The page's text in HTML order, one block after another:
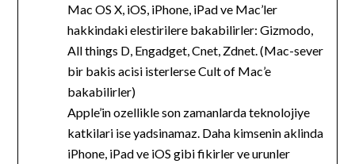
Mac OS X, iOS, iPhone, iPad ve Mac’ler
hakkindaki elestirilere bakabilirler: Gizmodo,
All things D, Engadget, Cnet, Zdnet. (Mac-sever
bir bakis acisi isterlerse Cult of Mac’e
bakabilirler)
Apple’in ozellikle son zamanlarda teknolojiye
katkilari ise yadsinamaz. Daha kimsenin aklinda
iPhone, iPad ve iOS gibi fikirler ve urunler